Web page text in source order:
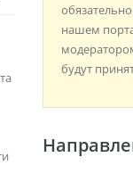
нашем
будут